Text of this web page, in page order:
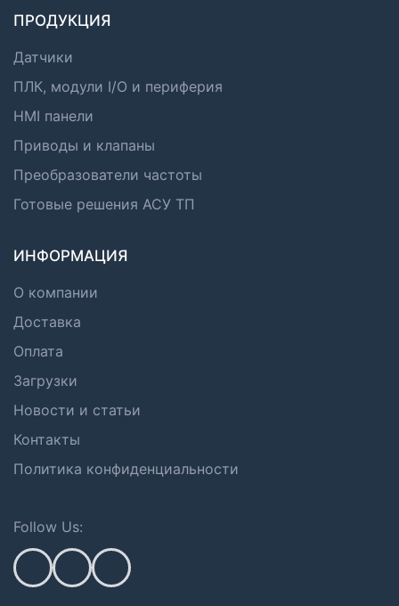
ПРОДУКЦИЯ
Датчики
ПЛК, модули I/O и периферия
HMI панели
Приводы и клапаны
Преобразователи частоты
Готовые решения АСУ ТП
ИНФОРМАЦИЯ
О компании
Доставка
Оплата
Загрузки
Новости и статьи
Контакты
Политика конфиденциальности
Follow Us: